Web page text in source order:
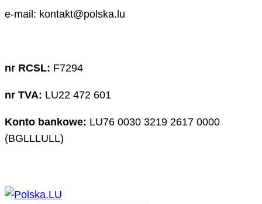
e-mail: kontakt@polska.lu
nr RCSL: F7294
nr TVA: LU22 472 601
Konto bankowe: LU76 0030 3219 2617 0000
(BGLLLULL)